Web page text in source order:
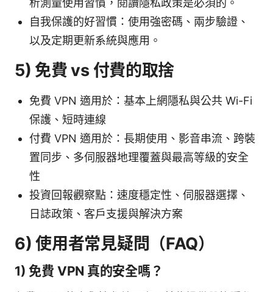
析測量使用習慣，閱讀隱私政策是必須的。
自我保護的好習慣：使用強密碼、兩步驗證、
以及定期更新系統與應用。
5) 免費 vs 付費的取捨
免費 VPN 適用於：基本上網隱私與公共 Wi-Fi
保護、短時連線
付費 VPN 適用於：長期使用、影音串流、跨裝
置同步、多伺服器地理覆蓋與最高等級的安全
性
投資回報觀察點：速度穩定性、伺服器選擇、
日誌政策、客戶支援與解決方案
6) 使用者常見疑問（FAQ）
1) 免費 VPN 真的安全嗎？